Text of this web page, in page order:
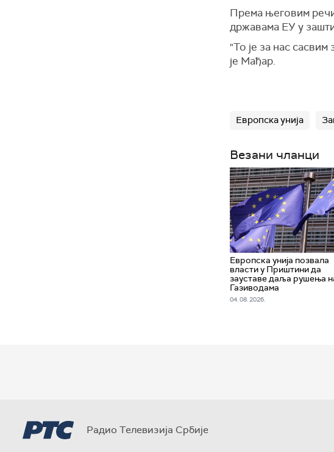
Према његовим
државама ЕУ у
"То је за нас
је Мађар.
Европска унија
Везани чланци
Европска унија позвала
власти у Приштини да
зауставе даља рушења
Газиводама
04. 08. 2026.
Радио Телевизија Србије